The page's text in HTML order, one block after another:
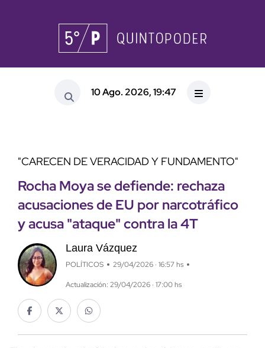
10 Ago. 2026, 19:47
"CARECEN DE VERACIDAD Y FUNDAMENTO"
Rocha Moya se defiende: rechaza
acusaciones de EU por narcotráfico
y acusa "ataque" contra la 4T
Laura Vázquez
POLÍTICOS 29/04/2026 · 16:57 hs
Actualización: 29/04/2026 · 17:00 hs